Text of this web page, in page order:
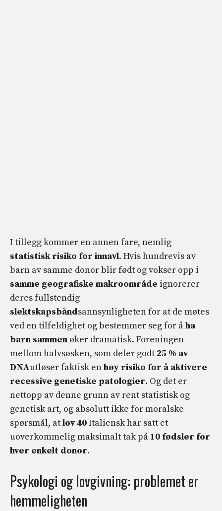
I tillegg kommer en annen fare, nemlig
statistisk risiko for innavl. Hvis hundrevis av
barn av samme donor blir født og vokser opp i
samme geografiske makroområde ignorerer
deres fullstendig
slektskapsbåndsannsynligheten for at de møtes
ved en tilfeldighet og bestemmer seg for åha
barn sammen øker dramatisk. Foreningen
mellom halvsøsken, som deler godt 25 % av
DNAutløser faktisk enhøy risiko for å aktivere
recessive genetiske patologier. Og det er
nettopp av denne grunn av rent statistisk og
genetisk art, og absolutt ikke for moralske
spørsmål, atlov 40Italiensk har satt et
uoverkommelig maksimalt tak på 10 fødsler for
hver enkelt donor.
Psykologi og lovgivning: problemet er
hemmeligheten